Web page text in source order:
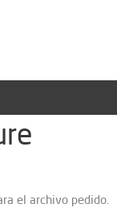
el archivo pedido.